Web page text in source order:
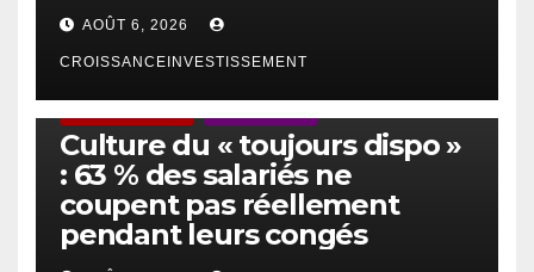
AOÛT 6, 2026
CROISSANCEINVESTISSEMENT
Culture du « toujours dispo »
: 63 % des salariés ne
coupent pas réellement
pendant leurs congés